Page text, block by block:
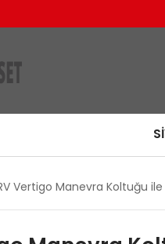
Vertigo Manevra Koltuğu